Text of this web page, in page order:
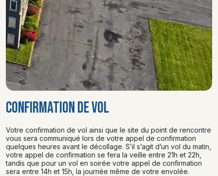
CONFIRMATION DE VOL
Votre confirmation de vol ainsi que le site du point de rencontre
vous sera communiqué lors de votre appel de confirmation
quelques heures avant le décollage. S’il s’agit d’un vol du matin,
votre appel de confirmation se fera la veille entre 21h et 22h,
tandis que pour un vol en soirée votre appel de confirmation
sera entre 14h et 15h, la journée même de votre envolée.